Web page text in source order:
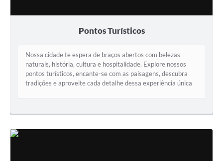
Pontos Turísticos
Nossa cidade te espera de braços abertos com belezas
naturais, história, cultura e hospitalidade. Explore nossos
pontos turísticos, encante-se com as paisagens, descubra
tradições e aproveite cada detalhe dessa experiência única